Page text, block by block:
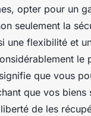
opter pour un
seulement la
une flexibilité et
le
que vous
que vos biens
de les